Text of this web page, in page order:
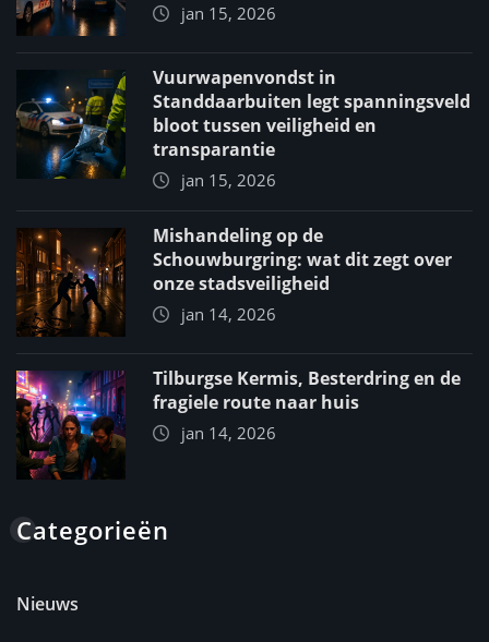
jan 15, 2026
Vuurwapenvondst in
Standdaarbuiten legt spanningsveld
bloot tussen veiligheid en
transparantie
jan 15, 2026
Mishandeling op de
Schouwburgring: wat dit zegt over
onze stadsveiligheid
jan 14, 2026
Tilburgse Kermis, Besterdring en de
fragiele route naar huis
jan 14, 2026
Categorieën
Nieuws